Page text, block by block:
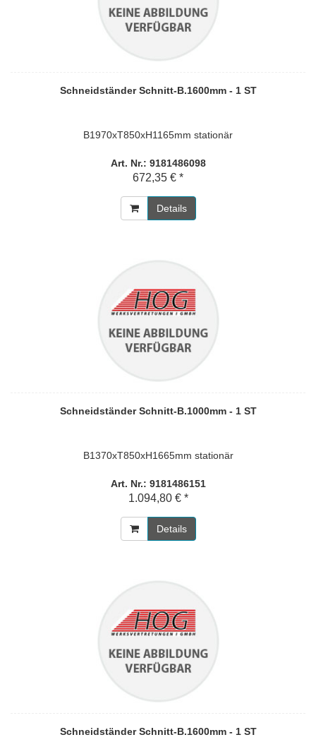
Schneidständer Schnitt-B.1600mm - 1 ST
B1970xT850xH1165mm stationär
Art. Nr.: 9181486098
672,35 € *
Details
Schneidständer Schnitt-B.1000mm - 1 ST
B1370xT850xH1665mm stationär
Art. Nr.: 9181486151
1.094,80 € *
Details
Schneidständer Schnitt-B.1600mm - 1 ST